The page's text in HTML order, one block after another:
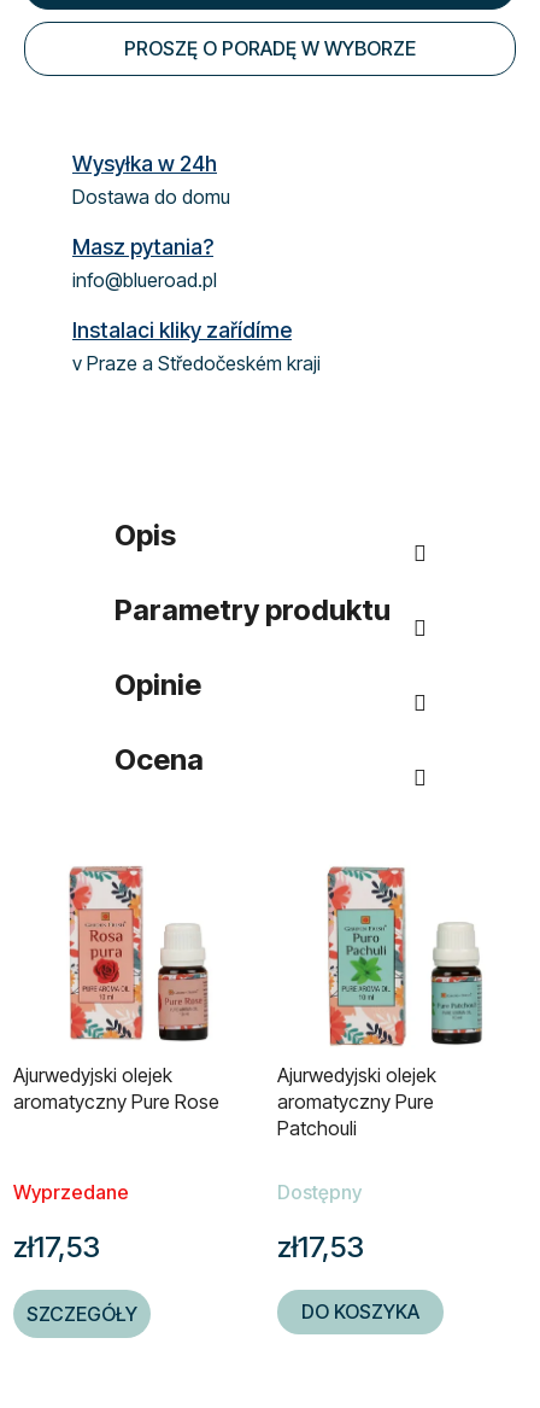
PROSZĘ O PORADĘ W WYBORZE
Wysyłka w 24h
Dostawa do domu
Masz pytania?
info@blueroad.pl
Instalaci kliky zařídíme
v Praze a Středočeském kraji
Opis
Parametry produktu
Opinie
Ocena
Ajurwedyjski olejek
aromatyczny Pure Rose
Wyprzedane
zł17,53
SZCZEGÓŁY
Ajurwedyjski olejek
aromatyczny Pure
Patchouli
Dostępny
zł17,53
DO KOSZYKA